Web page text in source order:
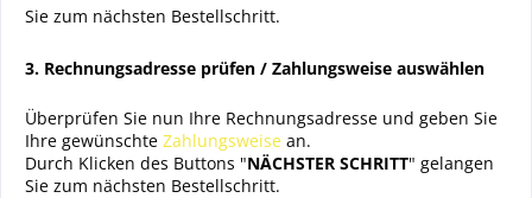
Sie zum nächsten Bestellschritt.
3. Rechnungsadresse prüfen / Zahlungsweise auswählen
Überprüfen Sie nun Ihre Rechnungsadresse und geben Sie
Ihre gewünschte Zahlungsweise an.
Durch Klicken des Buttons "NÄCHSTER SCHRITT" gelangen
Sie zum nächsten Bestellschritt.